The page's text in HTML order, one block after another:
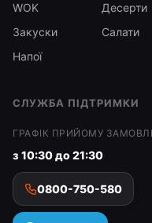
WOK
Десерти
Закуски
Салати
Напої
СЛУЖБА ПІДТРИМКИ
ГРАФІК ПРИЙОМУ
з 10:30 до 21:30
0800-750-580